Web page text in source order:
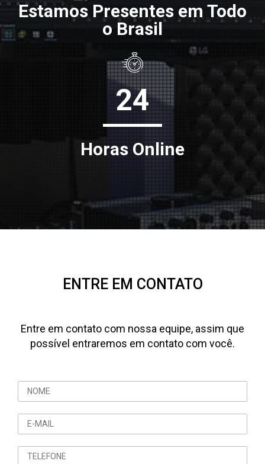
Estamos Presentes em Todo
o Brasil
24
Horas Online
ENTRE EM CONTATO
Entre em contato com nossa equipe, assim que
possível entraremos em contato com você.